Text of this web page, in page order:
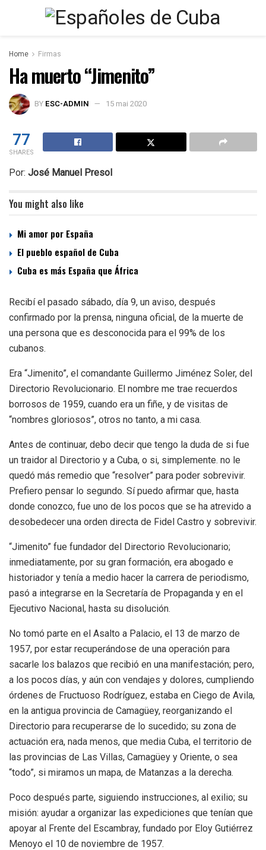
Home Firmas
Ha muerto “Jimenito”
BY ESC-ADMIN 15 mai 2020
77
SHARES
Por: José Manuel Presol
You might also like
Mi amor por España
El pueblo español de Cuba
Cuba es más España que África
Recibí el pasado sábado, día 9, un aviso, después
confirmado por la prensa, ninguna oficial, de la muerte de
una persona que es desconocida para el 99% de los
cubanos.
Era “Jimenito”, el comandante Guillermo Jiménez Soler, del
Directorio Revolucionario. El nombre me trae recuerdos
borrosos de 1959, cuando era un fiñe, y de visitas de
“nombres gloriosos”, otros no tanto, a mi casa.
Antes de continuar, debo decir que tengo la duda de si fue
un traidor al Directorio y a Cuba, o si, simplemente. no le
quedó más remedio que “resolver” para poder sobrevivir.
Prefiero pensar lo segundo. Sí puedo afirmar que, hasta
donde conozco, fue uno de los pocos que se ha atrevido a
desobedecer una orden directa de Fidel Castro y sobrevivir.
“Jimenito” fue fundador del Directorio Revolucionario;
inmediatamente, por su gran formación, era abogado e
historiador y tenía a medio hacer la carrera de periodismo,
pasó a integrarse en la Secretaría de Propaganda y en el
Ejecutivo Nacional, hasta su disolución.
No tomó parte en el Asalto a Palacio, el 13 de marzo de
1957, por estar recuperándose de una operación para
sacarle los balazos que recibió en una manifestación; pero,
a los pocos días, y aún con vendajes y dolores, cumpliendo
órdenes de Fructuoso Rodríguez, estaba en Ciego de Avila,
en la antigua provincia de Camagüey, reorganizando el
Directorio para recuperarse de lo sucedido; su zona de
actuación era, nada menos, que media Cuba, el territorio de
las provincias de Las Villas, Camagüey y Oriente, o sea
“todo”, si miramos un mapa, de Matanzas a la derecha.
Poco después parte, siguiendo instrucciones, al exilio; su
misión: ayudar a organizar las expediciones que tenían que
apoyar al Frente del Escambray, fundado por Eloy Gutiérrez
Menoyo el 10 de noviembre de 1957.